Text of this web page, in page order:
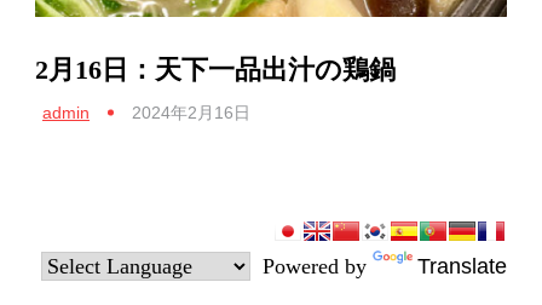
2月16日：天下一品出汁の鶏鍋
admin 2024年2月16日
Powered by Translate